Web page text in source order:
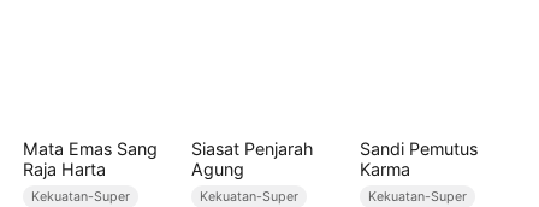
Mata Emas Sang
Raja Harta
Kekuatan-Super
Siasat Penjarah
Agung
Kekuatan-Super
Sandi Pemutus
Karma
Kekuatan-Super